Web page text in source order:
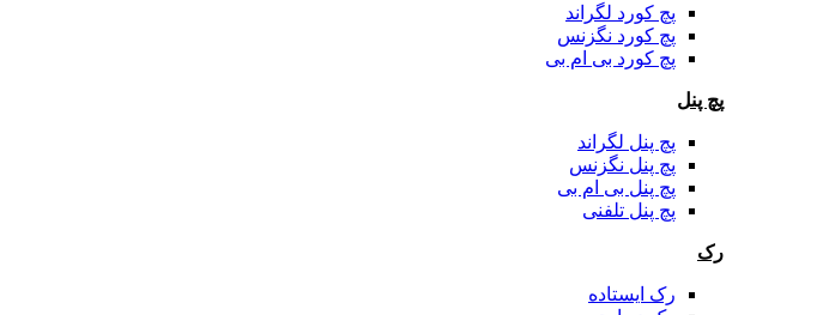
پچ کورد لگراند
پچ کورد نگزنس
پچ کورد بی ام بی
پچ پنل
پچ پنل لگراند
پچ پنل نگزنس
پچ پنل بی ام بی
پچ پنل تلفنی
رک
رک ایستاده